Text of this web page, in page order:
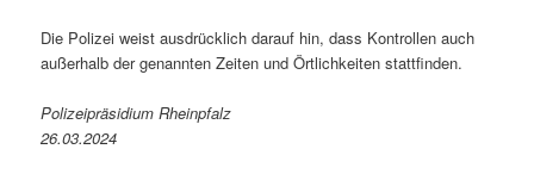
Die Polizei weist ausdrücklich darauf hin, dass Kontrollen auch
außerhalb der genannten Zeiten und Örtlichkeiten stattfinden.
Polizeipräsidium Rheinpfalz
26.03.2024